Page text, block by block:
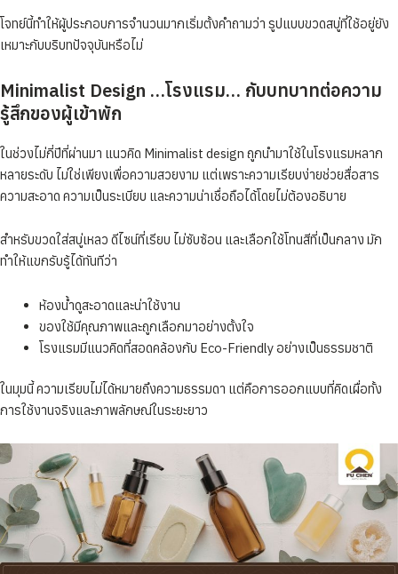
โจทย์นี้ทำให้ผู้ประกอบการจำนวนมากเริ่มตั้งคำถามว่า รูปแบบขวดสบู่ที่ใช้อยู่ยัง
เหมาะกับบริบทปัจจุบันหรือไม่
Minimalist Design …โรงแรม… กับบทบาทต่อความ
รู้สึกของผู้เข้าพัก
ในช่วงไม่กี่ปีที่ผ่านมา แนวคิด Minimalist design ถูกนำมาใช้ในโรงแรมหลาก
หลายระดับ ไม่ใช่เพียงเพื่อความสวยงาม แต่เพราะความเรียบง่ายช่วยสื่อสาร
ความสะอาด ความเป็นระเบียบ และความน่าเชื่อถือได้โดยไม่ต้องอธิบาย
สำหรับขวดใส่สบู่เหลว ดีไซน์ที่เรียบ ไม่ซับซ้อน และเลือกใช้โทนสีที่เป็นกลาง มัก
ทำให้แขกรับรู้ได้ทันทีว่า
ห้องน้ำดูสะอาดและน่าใช้งาน
ของใช้มีคุณภาพและถูกเลือกมาอย่างตั้งใจ
โรงแรมมีแนวคิดที่สอดคล้องกับ Eco-Friendly อย่างเป็นธรรมชาติ
ในมุมนี้ ความเรียบไม่ได้หมายถึงความธรรมดา แต่คือการออกแบบที่คิดเผื่อทั้ง
การใช้งานจริงและภาพลักษณ์ในระยะยาว